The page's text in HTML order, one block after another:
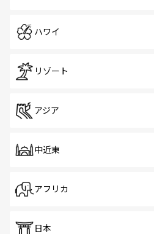
ハワイ
リゾート
アジア
中近東
アフリカ
日本